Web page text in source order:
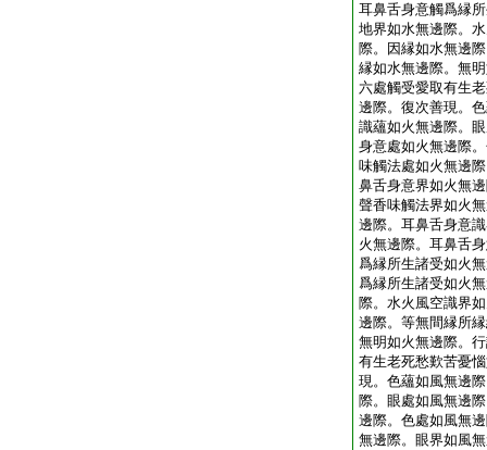
耳鼻舌身意觸爲縁
地界如水無邊際。
際。因縁如水無邊
縁如水無邊際。無
六處觸受愛取有生
邊際。復次善現。
識蘊如火無邊際。
身意處如火無邊際
味觸法處如火無邊
鼻舌身意界如火無
聲香味觸法界如火
邊際。耳鼻舌身意
火無邊際。耳鼻舌
爲縁所生諸受如火
爲縁所生諸受如火
際。水火風空識界
邊際。等無間縁所
無明如火無邊際。
有生老死愁歎苦憂
現。色蘊如風無邊
際。眼處如風無邊
邊際。色處如風無
無邊際。眼界如風